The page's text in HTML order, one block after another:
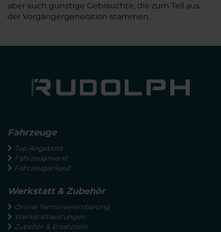
aber auch günstige Gebrauchte, die zum Teil aus
der Vorgängergeneration stammen.
Fahrzeuge
Top Angebote
Fahrzeugmarkt
Fahrzeugankauf
Werkstatt & Zubehör
Online Terminvereinbarung
Werkstattleistungen
Zubehör & Ersatzteile